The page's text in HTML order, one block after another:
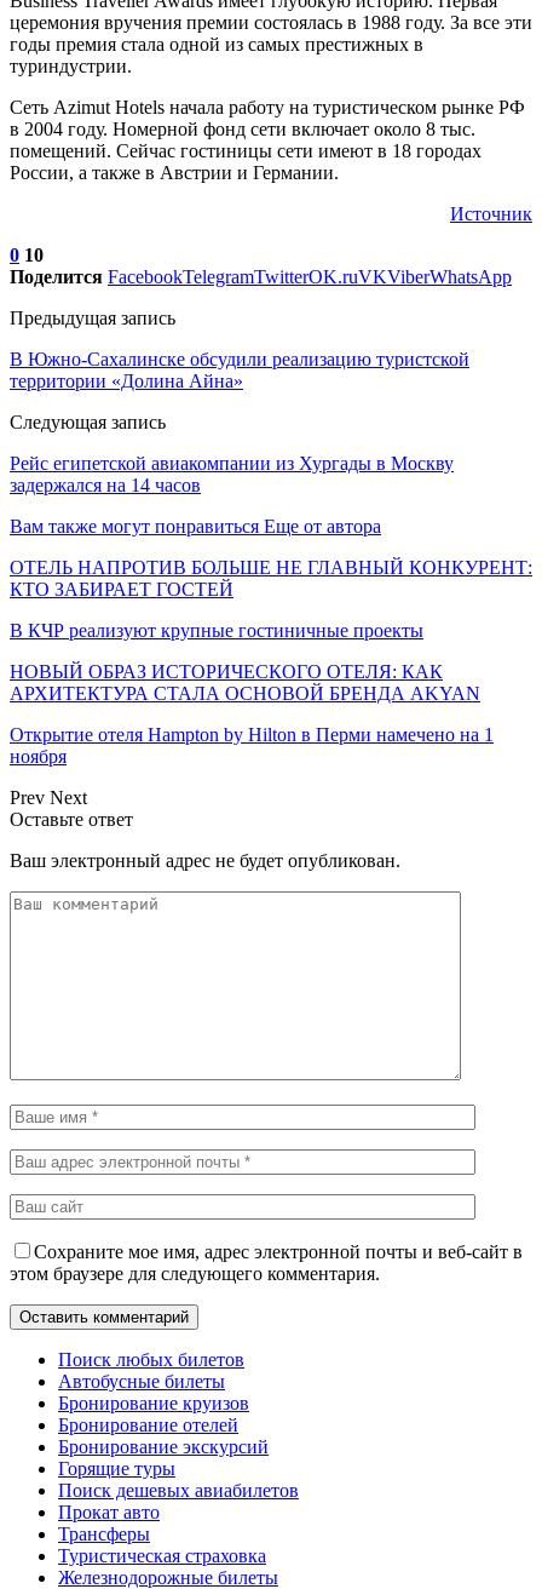
церемония вручения премии состоялась в 1988 году. За все эти
годы премия стала одной из самых престижных в
туриндустрии.
Сеть Azimut Hotels начала работу на туристическом рынке РФ
в 2004 году. Номерной фонд сети включает около 8 тыс.
помещений. Сейчас гостиницы сети имеют в 18 городах
России, а также в Австрии и Германии.
Источник
0 10
Поделится FacebookTelegramTwitterOK.ruVKViberWhatsApp
Предыдущая запись
В Южно-Сахалинске обсудили реализацию туристской
территории «Долина Айна»
Следующая запись
Рейс египетской авиакомпании из Хургады в Москву
задержался на 14 часов
Вам также могут понравиться Еще от автора
ОТЕЛЬ НАПРОТИВ БОЛЬШЕ НЕ ГЛАВНЫЙ КОНКУРЕНТ:
КТО ЗАБИРАЕТ ГОСТЕЙ
В КЧР реализуют крупные гостиничные проекты
НОВЫЙ ОБРАЗ ИСТОРИЧЕСКОГО ОТЕЛЯ: КАК
АРХИТЕКТУРА СТАЛА ОСНОВОЙ БРЕНДА AKYAN
Открытие отеля Hampton by Hilton в Перми намечено на 1
ноября
Prev Next
Оставьте ответ
Ваш электронный адрес не будет опубликован.
Сохраните мое имя, адрес электронной почты и веб-сайт в
этом браузере для следующего комментария.
Поиск любых билетов
Автобусные билеты
Бронирование круизов
Бронирование отелей
Бронирование экскурсий
Горящие туры
Поиск дешевых авиабилетов
Прокат авто
Трансферы
Туристическая страховка
Железнодорожные билеты